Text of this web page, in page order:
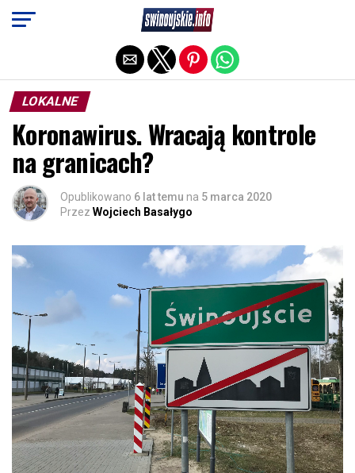
LOKALNE
Koronawirus. Wracają kontrole
na granicach?
Opublikowano 6 lat temu na 5 marca 2020
Przez Wojciech Basałygo
Exit mobile version